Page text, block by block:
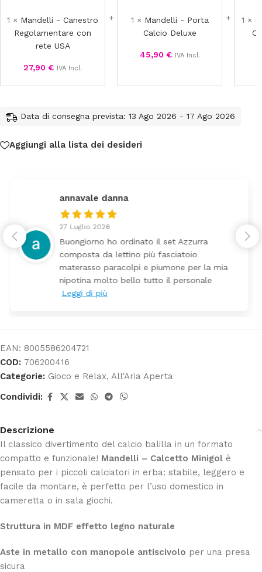
con
1 × Mandelli - Canestro
Regolamentare con
rete USA
27,90 € IVA Incl.
Deluxe
1 × Mandelli - Porta
Calcio Deluxe
45,90 € IVA Incl.
1 ×
Data di consegna prevista: 13 Ago 2026 - 17 Ago 2026
Aggiungi alla lista dei desideri
federica
24 Luglio 2026
Tutti perfetto! Ho ordinato un lettino che é
arrivato ben imballato dopo pochi giorni.
Prezzo ottimi rispetto la concorrenza
EAN: 8005586204721
COD: 706200416
Categorie: Gioco e Relax, All'Aria Aperta
Condividi:
Descrizione
Il classico divertimento del calcio balilla in un formato
compatto e funzionale! Mandelli – Calcetto Minigol è
pensato per i piccoli calciatori in erba: stabile, leggero e
facile da montare, è perfetto per l’uso domestico in
cameretta o in sala giochi.
Struttura in MDF effetto legno naturale
Aste in metallo con manopole antiscivolo per una presa
sicura